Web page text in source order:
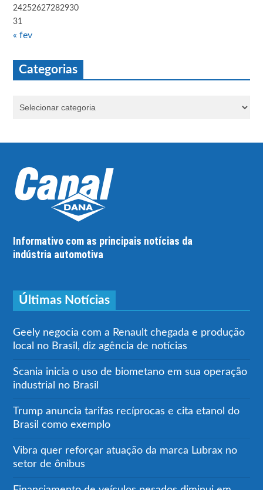
24252627282930
31
« fev
Categorias
Informativo com as principais notícias da
indústria automotiva
Últimas Notícias
Geely negocia com a Renault chegada e produção
local no Brasil, diz agência de notícias
Scania inicia o uso de biometano em sua operação
industrial no Brasil
Trump anuncia tarifas recíprocas e cita etanol do
Brasil como exemplo
Vibra quer reforçar atuação da marca Lubrax no
setor de ônibus